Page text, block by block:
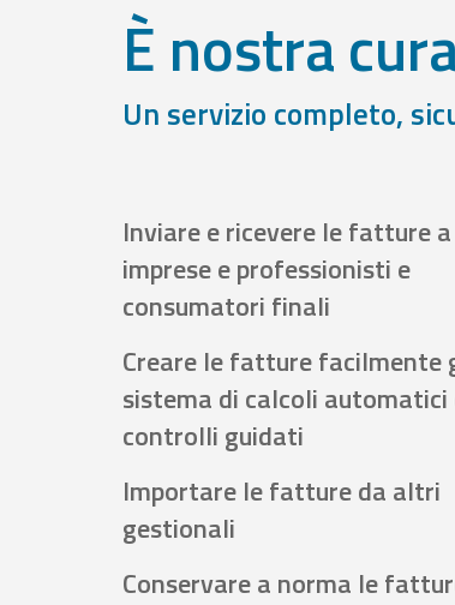
È nostra
Un servizio completo,
Inviare e ricevere le fatture a
imprese e professionisti e
consumatori finali
Creare le fatture facilmente
sistema di calcoli automatici
controlli guidati
Importare le fatture da altri
gestionali
Conservare a norma le